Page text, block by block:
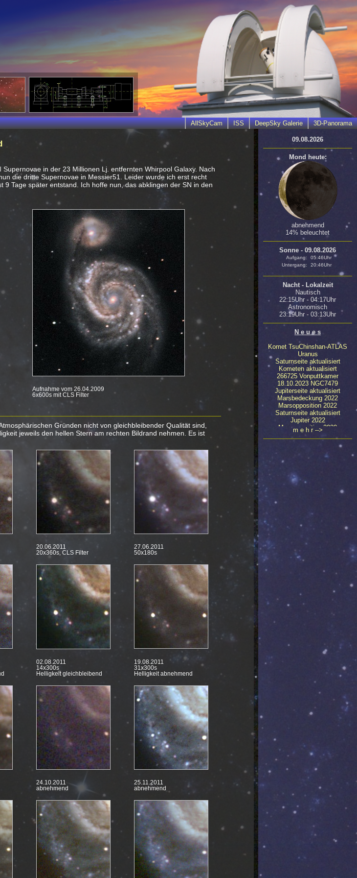
3D-Panorama
DeepSky Galerie
ISS
AllSkyCam
in der 23 Millionen Lj. entfernten Whirpool Galaxy. Nach
die dritte Supernovae in Messier51. Leider wurde ich erst recht
Tage später entstand. Ich hoffe nun, das abklingen der SN in den
Aufnahme vom 26.04.2009
6x600s mit CLS Filter
Gründen nicht von gleichbleibender Qualität sind,
jeweils den hellen Stern am rechten Bildrand nehmen. Es ist
20.06.2011
20x360s, CLS Filter
27.06.2011
50x180s
02.08.2011
14x300s
Helligkeit gleichbleibend
19.08.2011
31x300s
Helligkeit abnehmend
24.10.2011
abnehmend
25.11.2011
abnehmend
09.08.2026
Mond heute:
abnehmend
14% beleuchtet
Sonne - 09.08.2026
Aufgang:
05:46Uhr
Untergang:
20:46Uhr
Nacht - Lokalzeit
Nautisch
22:15Uhr - 04:17Uhr
Astronomisch
23:19Uhr - 03:13Uhr
N e u e s
Komet TsuChinshan-ATLAS
Uranus
Saturnseite aktualisiert
Kometen aktualisiert
266725 Vonputtkamer
18.10.2023 NGC7479
Jupiterseite aktualisiert
Marsbedeckung 2022
Marsopposition 2022
Saturnseite aktualisiert
Jupiter 2022
Marsopposition 2020
23.04.2020 NGC4647
22.04.2020 NGC5371
24.03.2020 NGC5033
23.03.2020 Messier 65
23.03.2020 Messier 66
22.03.2020 Messier 61
ATLAS C/2019 Y4
21.03.2020
Panstarrs C/2017 T2
0,6m Teleskop Bau
08.04.2019 NGC4214
05.04.2019 NGC4244
27.02.2019 NGC3344
11.10.2018 NGC281
10.10.2018 NGC507
05.10.2018 NGC6905
18.04.2018 Messier 90
08.04.2018 Messier 3
relaunch webseite
14.10.2017 NGC772
28.01.2017 NGC2371
21.01.2017 NGC2976
30.10.2016 NGC2146
0,6m Spiegel
22.02.2015 NGC3953
18.02.2015 NGC3184
14.02.2015 NGC2336
13.02.2015 NGC2683
17.01.2015 Lovejoy C2
28.10.2014 NGC2300
28.10.2014 NGC2276
06.10.2014 M92
23.09.2014 NGC1023
m e h r -->